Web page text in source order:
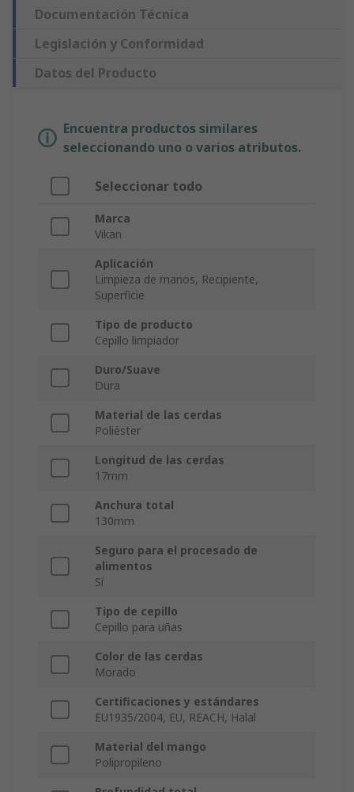
Documentación Técnica
Legislación y Conformidad
Datos del Producto
Encuentra productos similares
seleccionando uno o varios atributos.
Seleccionar todo
Marca
Vikan
Aplicación
Limpieza de manos, Recipiente,
Superficie
Tipo de producto
Cepillo limpiador
Duro/Suave
Dura
Material de las cerdas
Poliéster
Longitud de las cerdas
17mm
Anchura total
130mm
Seguro para el procesado de
alimentos
Sí
Tipo de cepillo
Cepillo para uñas
Color de las cerdas
Morado
Certificaciones y estándares
EU1935/2004, EU, REACH, Halal
Material del mango
Polipropileno